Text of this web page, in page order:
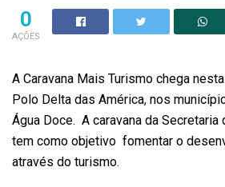
0
AÇÕES
A Caravana Mais Turismo chega
Polo Delta das América, nos
Água Doce. A caravana da
tem como objetivo fomentar o
através do turismo.